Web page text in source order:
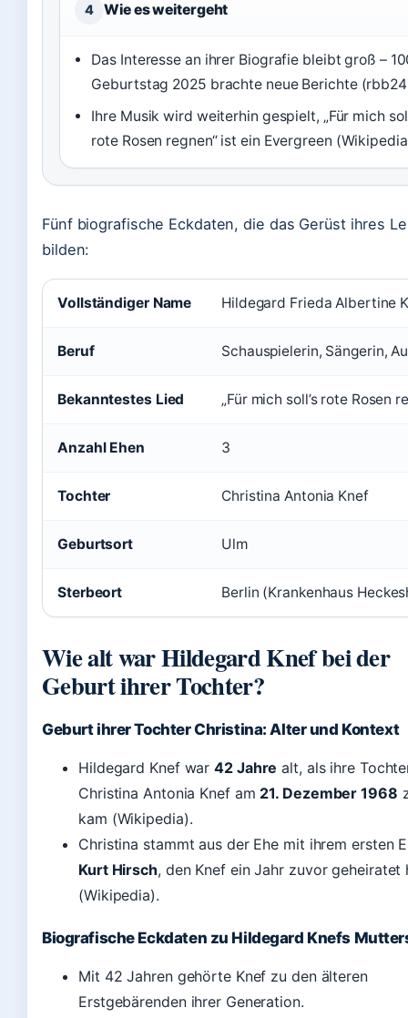
4 Wie es weitergeht
Das Interesse an ihrer Biografie bleibt groß –
Geburtstag 2025 brachte neue Berichte
Ihre Musik wird weiterhin gespielt, „Für mich
rote Rosen regnen“ ist ein Evergreen
Fünf biografische Eckdaten, die das Gerüst ihres
bilden:
Vollständiger Name Hildegard Frieda Albertine
Beruf Schauspielerin, Sängerin,
Bekanntestes Lied „Für mich soll’s rote Rosen
Anzahl Ehen 3
Tochter Christina Antonia Knef
Geburtsort Ulm
Sterbeort Berlin (Krankenhaus
Wie alt war Hildegard Knef bei der
Geburt ihrer Tochter?
Geburt ihrer Tochter Christina: Alter und Kontext
Hildegard Knef war42 Jahre alt, als ihre
Christina Antonia Knef am 21. Dezember 1968
kam (Wikipedia).
Christina stammt aus der Ehe mit ihrem ersten
Kurt Hirsch, den Knef ein Jahr zuvor geheiratet
(Wikipedia).
Biografische Eckdaten zu Hildegard Knefs
Mit 42 Jahren gehörte Knef zu den älteren
Erstgebärenden ihrer Generation.